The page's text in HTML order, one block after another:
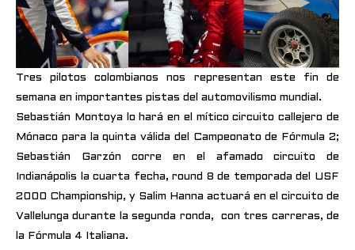
Tres pilotos colombianos nos representan este fin de
semana en importantes pistas del automovilismo mundial.
Sebastián Montoya lo hará en el mítico circuito callejero de
Mónaco para la quinta válida del Campeonato de Fórmula 2;
Sebastián Garzón corre en el afamado circuito de
Indianápolis la cuarta fecha, round 8 de temporada del USF
2000 Championship, y Salim Hanna actuará en el circuito de
Vallelunga durante la segunda ronda, con tres carreras, de
la Fórmula 4 Italiana.